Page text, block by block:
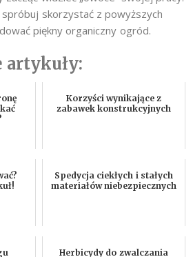
skorzystać z powyższych
piękny organiczny ogród.
artykuły:
Korzyści wynikające z
zabawek konstrukcyjnych
Spedycja ciekłych i stałych
materiałów niebezpiecznych
Herbicydy do zwalczania